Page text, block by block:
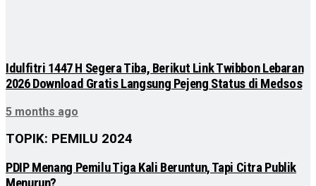
Idulfitri 1447 H Segera Tiba, Berikut Link Twibbon Lebaran
2026 Download Gratis Langsung Pejeng Status di Medsos
5 months ago
TOPIK: PEMILU 2024
PDIP Menang Pemilu Tiga Kali Beruntun, Tapi Citra Publik